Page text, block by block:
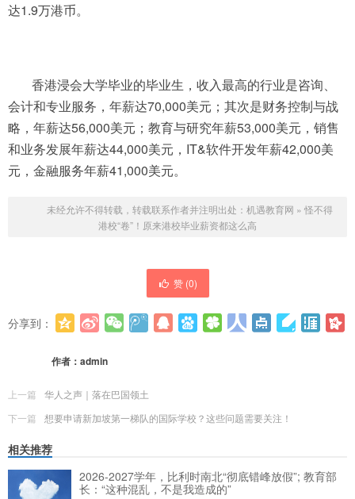
达1.9万港币。
香港浸会大学毕业的毕业生，收入最高的行业是咨询、
会计和专业服务，年薪达70,000美元；其次是财务控制与战
略，年薪达56,000美元；教育与研究年薪53,000美元，销售
和业务发展年薪达44,000美元，IT&软件开发年薪42,000美
元，金融服务年薪41,000美元。
未经允许不得转载，转载联系作者并注明出处： 机遇教育网 » 怪不得
港校“卷”！原来港校毕业薪资都这么高
赞 (0)
分享到：
作者： admin
上一篇
华人之声｜​落在巴国领土​
下一篇
想要申请新加坡第一梯队的国际学校？这些问题需要关注！
相关推荐
2026-2027学年，比利时南北“彻底错峰放假”; 教育部
长：“这种混乱，不是我造成的”